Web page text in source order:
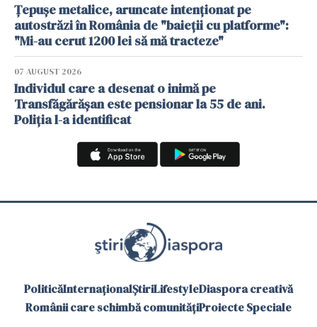
Țepușe metalice, aruncate intenționat pe
autostrăzi în România de "baieții cu platforme":
"Mi-au cerut 1200 lei să mă tracteze"
07 AUGUST 2026
Individul care a desenat o inimă pe
Transfăgărășan este pensionar la 55 de ani.
Poliția l-a identificat
PoliticăInternaționalȘtiriLifestyleDiaspora creativă
Românii care schimbă comunitățiProiecte Speciale